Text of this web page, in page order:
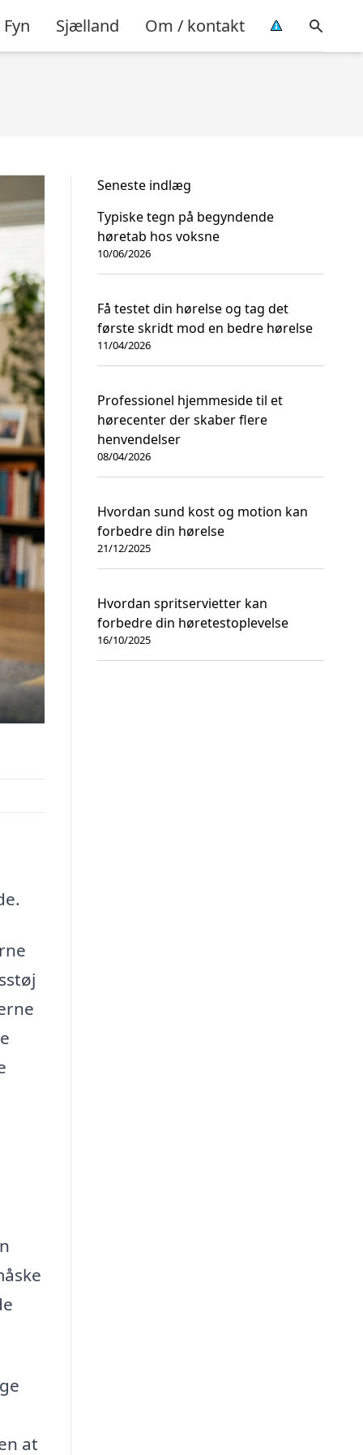
Fyn Sjælland Om / kontakt
at
Seneste indlæg
Typiske tegn på begyndende
høretab hos voksne
10/06/2026
Få testet din hørelse og tag det
første skridt mod en bedre hørelse
11/04/2026
Professionel hjemmeside til et
hørecenter der skaber flere
henvendelser
08/04/2026
Hvordan sund kost og motion kan
forbedre din hørelse
21/12/2025
Hvordan spritservietter kan
forbedre din høretestoplevelse
16/10/2025